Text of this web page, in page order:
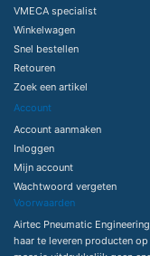
VMECA specialist
Winkelwagen
Snel bestellen
Retouren
Zoek een artikel
Account
Account aanmaken
Inloggen
Mijn account
Wachtwoord vergeten
Voorwaarden
Airtec Pneumatic
haar te leveren producten